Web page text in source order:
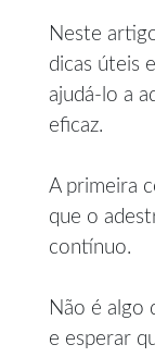
Neste
dicas úteis
ajudá-lo a
eficaz.
A primeira
que o
contínuo.
Não é algo
e esperar